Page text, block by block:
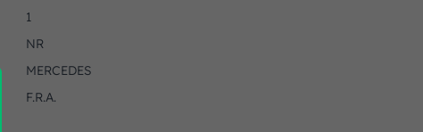
1
NR
MERCEDES
F.R.A.